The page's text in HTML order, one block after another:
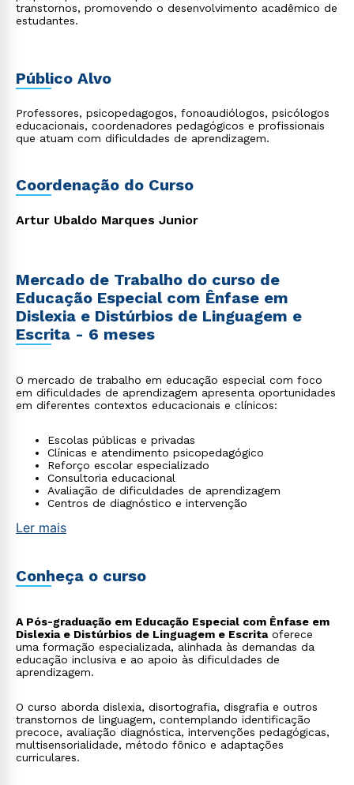
transtornos, promovendo o desenvolvimento acadêmico de
estudantes.
Público Alvo
Professores, psicopedagogos, fonoaudiólogos, psicólogos
educacionais, coordenadores pedagógicos e profissionais
que atuam com dificuldades de aprendizagem.
Coordenação do Curso
Artur Ubaldo Marques Junior
Mercado de Trabalho do curso de
Educação Especial com Ênfase em
Dislexia e Distúrbios de Linguagem e
Escrita - 6 meses
O mercado de trabalho em educação especial com foco
em dificuldades de aprendizagem apresenta oportunidades
em diferentes contextos educacionais e clínicos:
Escolas públicas e privadas
Clínicas e atendimento psicopedagógico
Reforço escolar especializado
Consultoria educacional
Avaliação de dificuldades de aprendizagem
Centros de diagnóstico e intervenção
Ler mais
Conheça o curso
A Pós-graduação em Educação Especial com Ênfase em
Dislexia e Distúrbios de Linguagem e Escritaoferece
uma formação especializada, alinhada às demandas da
educação inclusiva e ao apoio às dificuldades de
aprendizagem.
O curso aborda dislexia, disortografia, disgrafia e outros
transtornos de linguagem, contemplando identificação
precoce, avaliação diagnóstica, intervenções pedagógicas,
multisensorialidade, método fônico e adaptações
curriculares.